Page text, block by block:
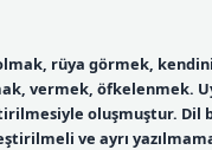
rüya görmek,
vermek, öfkelenmek.
oluşmuştur. Dil
ve ayrı